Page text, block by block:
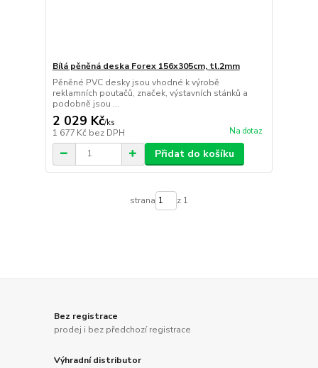
Bílá pěněná deska Forex 156x305cm, tl.2mm
Pěněné PVC desky jsou vhodné k výrobě
reklamních poutačů, značek, výstavních stánků a
podobně jsou ...
2 029 Kč/ks
1 677 Kč bez DPH Na dotaz
Přidat do košíku
strana z 1
Bez registrace
prodej i bez předchozí registrace
Výhradní distributor